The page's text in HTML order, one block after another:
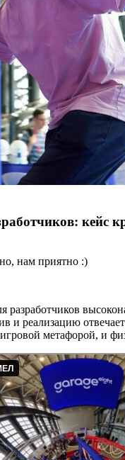
кейс
нам приятно :)
и реализацию
метафорой, и